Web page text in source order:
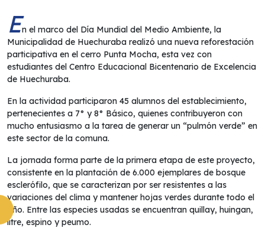
En el marco del Día Mundial del Medio Ambiente, la
Municipalidad de Huechuraba realizó una nueva reforestación
participativa en el cerro Punta Mocha, esta vez con
estudiantes del Centro Educacional Bicentenario de Excelencia
de Huechuraba.
En la actividad participaron 45 alumnos del establecimiento,
pertenecientes a 7° y 8° Básico, quienes contribuyeron con
mucho entusiasmo a la tarea de generar un “pulmón verde” en
este sector de la comuna.
La jornada forma parte de la primera etapa de este proyecto,
consistente en la plantación de 6.000 ejemplares de bosque
esclerófilo, que se caracterizan por ser resistentes a las
variaciones del clima y mantener hojas verdes durante todo el
año. Entre las especies usadas se encuentran quillay, huingan,
litre, espino y peumo.